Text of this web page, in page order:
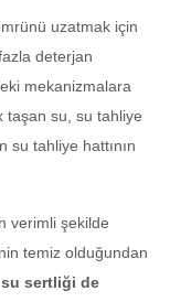
uzatmak için
deterjan
mekanizmalara
taşan su, su tahliye
su tahliye hattının
verimli şekilde
temiz olduğundan
sertliği de